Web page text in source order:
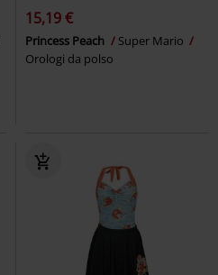
15,19 €
Princess Peach
Super Mario
Orologi da polso